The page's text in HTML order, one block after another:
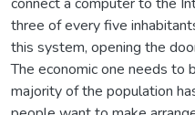
three of every five
this system, opening the
The economic one needs to
majority of the population